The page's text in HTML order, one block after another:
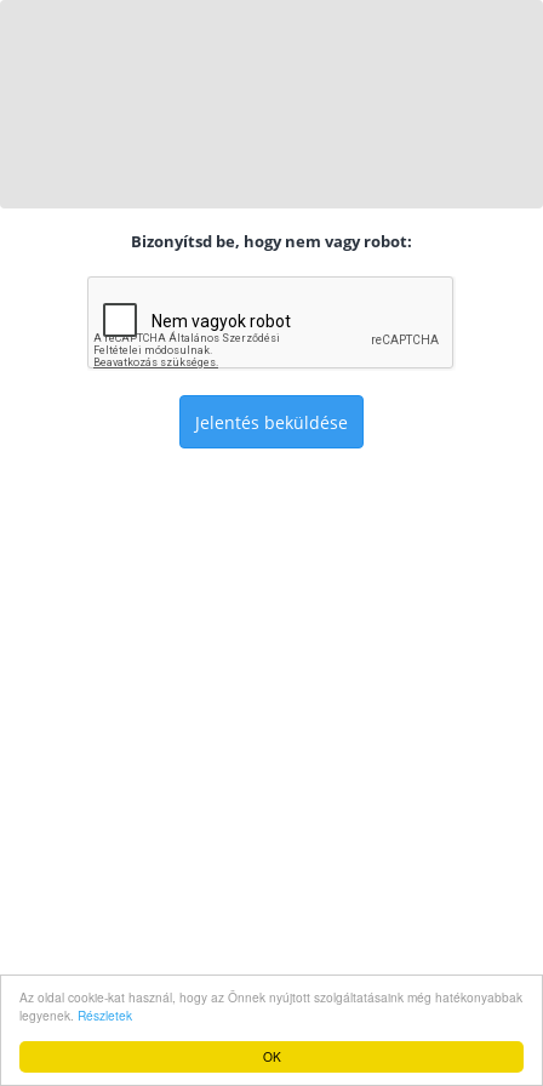
OK
Az oldal cookie-kat használ, hogy az Önnek nyújtott szolgáltatásaink még hatékonyabbak
legyenek. Részletek
Bizonyítsd be, hogy nem vagy robot:
Jelentés beküldése